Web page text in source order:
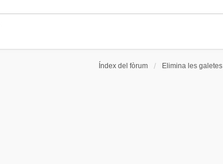
Índex del fòrum Elimina les galetes